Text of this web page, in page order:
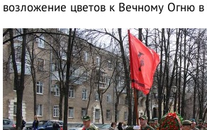
возложение цветов к Вечному Огню